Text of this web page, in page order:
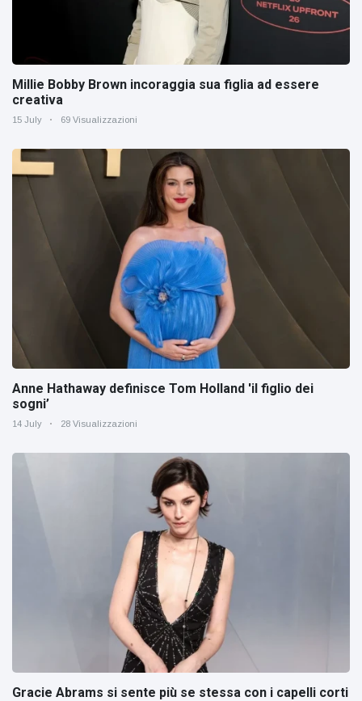
Millie Bobby Brown incoraggia sua figlia ad essere
creativa
15 July 69 Visualizzazioni
Anne Hathaway definisce Tom Holland 'il figlio dei
sogni’
14 July 28 Visualizzazioni
Gracie Abrams si sente più se stessa con i capelli corti